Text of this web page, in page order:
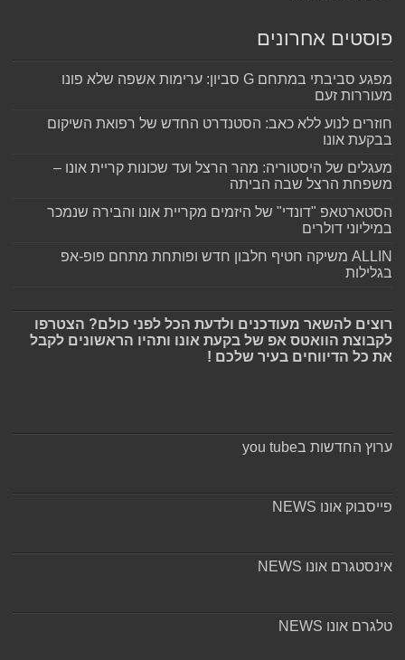
פוסטים אחרונים
מפגע סביבתי במתחם G סביון: ערימות אשפה שלא פונו
מעוררות זעם
חוזרים לנוע ללא כאב: הסטנדרט החדש של רפואת השיקום
בבקעת אונו
מעגלים של היסטוריה: מהר הרצל ועד שכונות קריית אונו –
משפחת הרצל שבה הביתה
הסטארטאפ "דונדי" של היזמים מקריית אונו והבירה שנמכר
במיליוני דולרים
ALLIN משיקה חטיף חלבון חדש ופותחת מתחם פופ-אפ
בגלילות
רוצים להשאר מעודכנים ולדעת הכל לפני כולם? הצטרפו
לקבוצת הוואטס אפ של בקעת אונו ותהיו הראשונים לקבל
את כל הדיווחים בעיר שלכם !
ערוץ החדשות בyou tube
פייסבוק אונו NEWS
אינסטגרם אונו NEWS
טלגרם אונו NEWS